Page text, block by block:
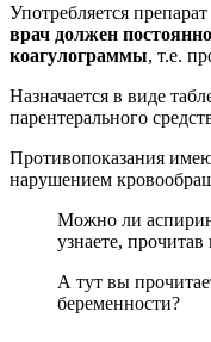
Употребляется
врач должен
коагулограммы, т.е.
Назначается в виде
парентерального
Противопоказания
нарушением
Можно ли
узнаете,
А тут вы
беременности?